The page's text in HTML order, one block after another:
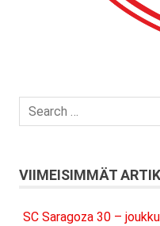
VIIMEISIMMÄT
SC Saragoza 30 –